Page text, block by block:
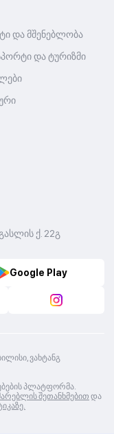
და მშენებლობა
და ტურიზმი
ქ. 22გ
Google Play
ვახტანგ
პლატფორმა.
შეთანხმებით და